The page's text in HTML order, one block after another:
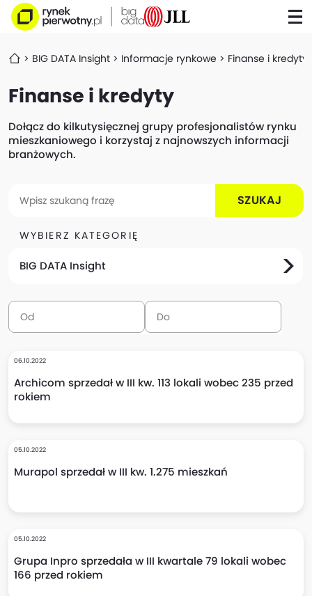
BIG DATA Insight Informacje rynkowe Finanse i kredyty
Finanse i kredyty
Dołącz do kilkutysięcznej grupy profesjonalistów rynku
mieszkaniowego i korzystaj z najnowszych informacji
branżowych.
SZUKAJ
WYBIERZ KATEGORIĘ
BIG DATA Insight
06.10.2022
Archicom sprzedał w III kw. 113 lokali wobec 235 przed
rokiem
05.10.2022
Murapol sprzedał w III kw. 1.275 mieszkań
05.10.2022
Grupa Inpro sprzedała w III kwartale 79 lokali wobec
166 przed rokiem